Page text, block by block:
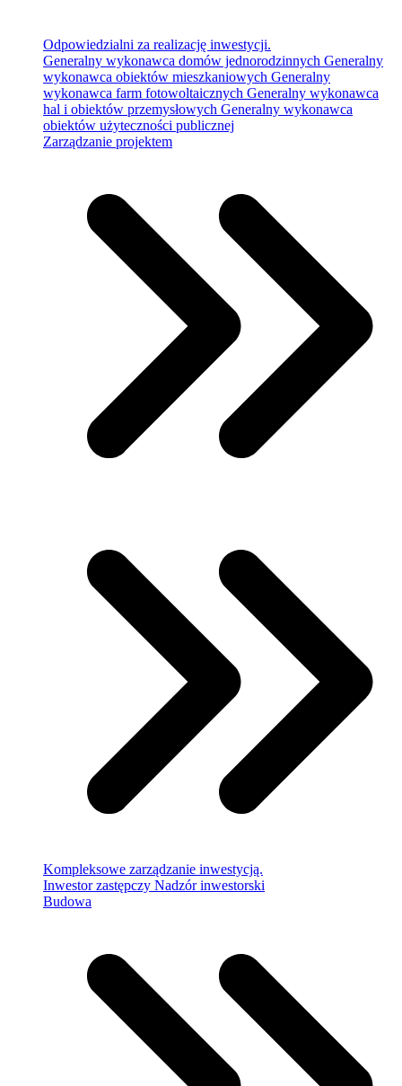
Odpowiedzialni za realizację inwestycji.
Generalny wykonawca domów jednorodzinnych Generalny
wykonawca obiektów mieszkaniowych Generalny
wykonawca farm fotowoltaicznych Generalny wykonawca
hal i obiektów przemysłowych Generalny wykonawca
obiektów użyteczności publicznej
Zarządzanie projektem
Kompleksowe zarządzanie inwestycją.
Inwestor zastępczy Nadzór inwestorski
Budowa